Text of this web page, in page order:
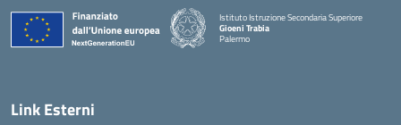
Istituto Istruzione Secondaria Superiore
Gioeni Trabia
Palermo
Link Esterni